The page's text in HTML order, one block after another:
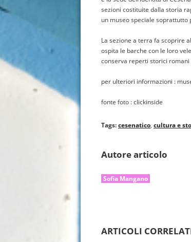
sezioni costituite dalla storia
un museo speciale soprattutto
La sezione a terra fa scoprire
ospita le barche con le loro
conserva reperti storici
per ulteriori informazioni :
fonte foto : clickinside
Tags:cesenatico cultura e
Autore articolo
Sofia Mangano
ARTICOLI